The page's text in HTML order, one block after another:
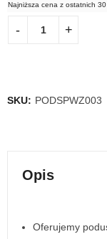
Najniższa cena z ostatnich
SKU: PODSPWZ003
Opis
Oferujemy